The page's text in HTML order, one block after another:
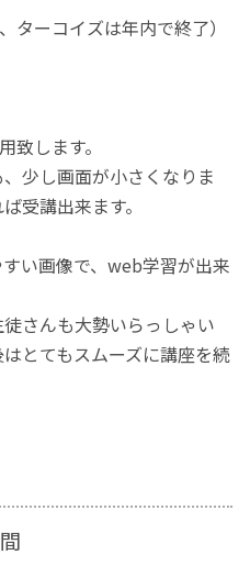
ターコイズは年内で終了）
致します。
少し画面が小さくなりま
受講出来ます。
い画像で、web学習が出来
さんも大勢いらっしゃい
とてもスムーズに講座を続